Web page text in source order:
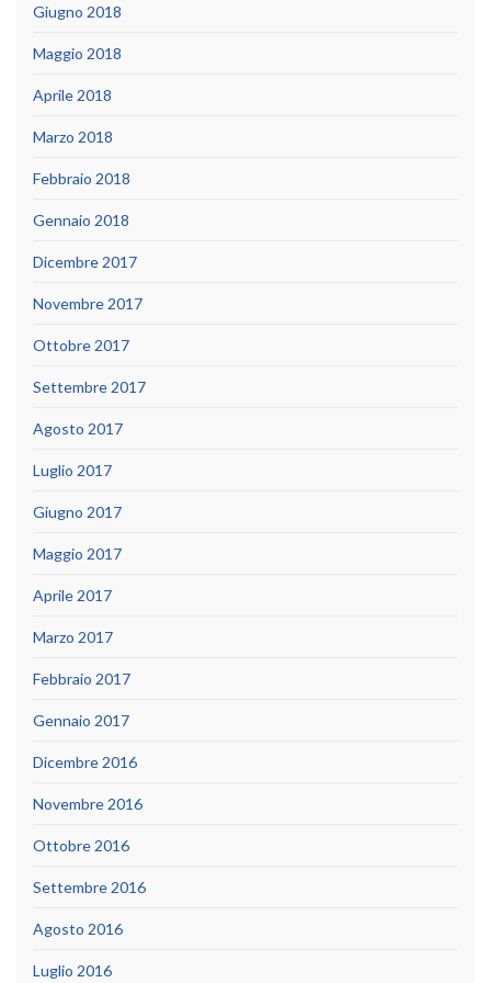
Giugno 2018
Maggio 2018
Aprile 2018
Marzo 2018
Febbraio 2018
Gennaio 2018
Dicembre 2017
Novembre 2017
Ottobre 2017
Settembre 2017
Agosto 2017
Luglio 2017
Giugno 2017
Maggio 2017
Aprile 2017
Marzo 2017
Febbraio 2017
Gennaio 2017
Dicembre 2016
Novembre 2016
Ottobre 2016
Settembre 2016
Agosto 2016
Luglio 2016